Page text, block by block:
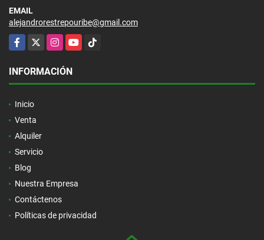
EMAIL
alejandrorestrepouribe@gmail.com
Facebook
X InstagramYouTubeTikTok
INFORMACIÓN
Inicio
Venta
Alquiler
Servicio
Blog
Nuestra Empresa
Contáctenos
Políticas de privacidad